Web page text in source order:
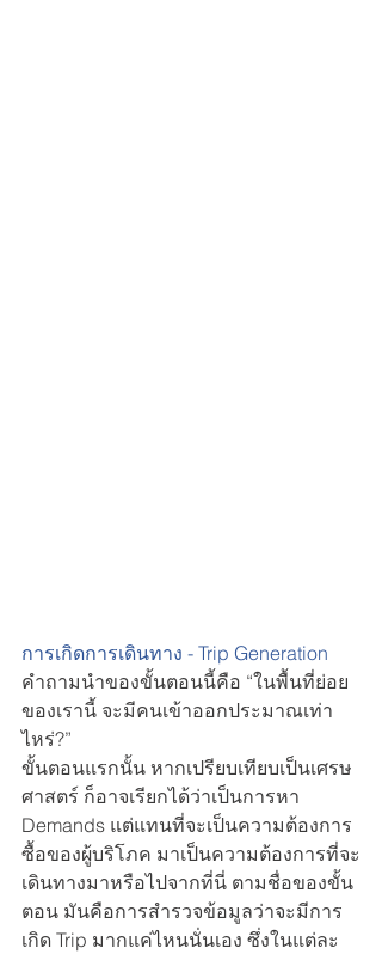
การเกิดการเดินทาง - Trip Generation
คำถามนำของขั้นตอนนี้คือ “ในพื้นที่ย่อย
ของเรานี้ จะมีคนเข้าออกประมาณเท่า
ไหร่?”
ขั้นตอนแรกนั้น หากเปรียบเทียบเป็นเศรษ
ศาสตร์ ก็อาจเรียกได้ว่าเป็นการหา
Demands แต่แทนที่จะเป็นความต้องการ
ซื้อของผู้บริโภค มาเป็นความต้องการที่จะ
เดินทางมาหรือไปจากที่นี่ ตามชื่อของขั้น
ตอน มันคือการสำรวจข้อมูลว่าจะมีการ
เกิด Trip มากแค่ไหนนั่นเอง ซึ่งในแต่ละ